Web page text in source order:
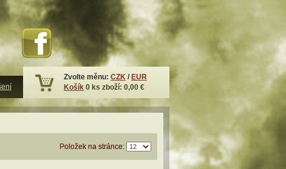
Položek na stránce:
Zvolte měnu: CZK / EUR
Košík 0 ks zboží: 0,00 €